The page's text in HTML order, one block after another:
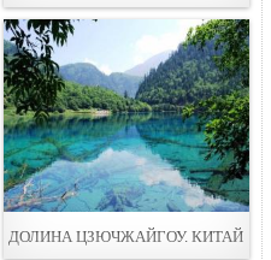
ДОЛИНА ЦЗЮЧЖАЙГОУ. КИТАЙ